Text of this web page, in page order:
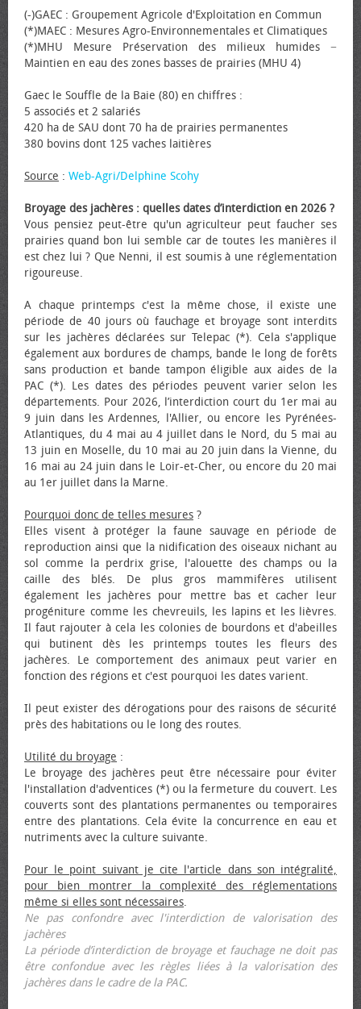
(-)GAEC : Groupement Agricole d'Exploitation en Commun
(*)MAEC : Mesures Agro-Environnementales et Climatiques
(*)MHU Mesure Préservation des milieux humides −
Maintien en eau des zones basses de prairies (MHU 4)
Gaec le Souffle de la Baie (80) en chiffres :
5 associés et 2 salariés
420 ha de SAU dont 70 ha de prairies permanentes
380 bovins dont 125 vaches laitières
Source : Web-Agri/Delphine Scohy
Broyage des jachères : quelles dates d’interdiction en 2026 ?
Vous pensiez peut-être qu'un agriculteur peut faucher ses
prairies quand bon lui semble car de toutes les manières il
est chez lui ? Que Nenni, il est soumis à une réglementation
rigoureuse.
A chaque printemps c'est la même chose, il existe une
période de 40 jours où fauchage et broyage sont interdits
sur les jachères déclarées sur Telepac (*). Cela s'applique
également aux bordures de champs, bande le long de forêts
sans production et bande tampon éligible aux aides de la
PAC (*). Les dates des périodes peuvent varier selon les
départements. Pour 2026, l’interdiction court du 1er mai au
9 juin dans les Ardennes, l'Allier, ou encore les Pyrénées-
Atlantiques, du 4 mai au 4 juillet dans le Nord, du 5 mai au
13 juin en Moselle, du 10 mai au 20 juin dans la Vienne, du
16 mai au 24 juin dans le Loir-et-Cher, ou encore du 20 mai
au 1er juillet dans la Marne.
Pourquoi donc de telles mesures ?
Elles visent à protéger la faune sauvage en période de
reproduction ainsi que la nidification des oiseaux nichant au
sol comme la perdrix grise, l'alouette des champs ou la
caille des blés. De plus gros mammifères utilisent
également les jachères pour mettre bas et cacher leur
progéniture comme les chevreuils, les lapins et les lièvres.
Il faut rajouter à cela les colonies de bourdons et d'abeilles
qui butinent dès les printemps toutes les fleurs des
jachères. Le comportement des animaux peut varier en
fonction des régions et c'est pourquoi les dates varient.
Il peut exister des dérogations pour des raisons de sécurité
près des habitations ou le long des routes.
Utilité du broyage :
Le broyage des jachères peut être nécessaire pour éviter
l'installation d'adventices (*) ou la fermeture du couvert. Les
couverts sont des plantations permanentes ou temporaires
entre des plantations. Cela évite la concurrence en eau et
nutriments avec la culture suivante.
Pour le point suivant je cite l'article dans son intégralité,
pour bien montrer la complexité des réglementations
même si elles sont nécessaires.
Ne pas confondre avec l'interdiction de valorisation des
jachères
La période d’interdiction de broyage et fauchage ne doit pas
être confondue avec les règles liées à la valorisation des
jachères dans le cadre de la PAC.